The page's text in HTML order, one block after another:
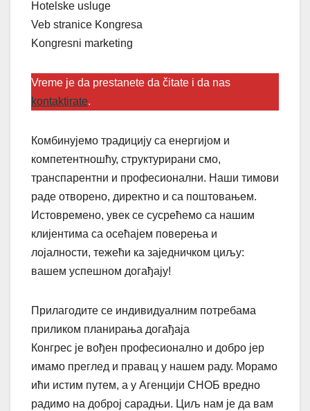
Hotelske usluge
Veb stranice Kongresa
Kongresni marketing
Vreme je da prestanete da čitate i da nas
kontaktirate.
Комбинујемо традицију са енергијом и
компетентношћу, структурирани смо,
транспарентни и професионални. Наши тимови
раде отворено, директно и са поштовањем.
Истовремено, увек се сусрећемо са нашим
клијентима са осећајем поверења и
лојалности, тежећи ка заједничком циљу:
вашем успешном догађају!
Прилагодите се индивидуалним потребама
приликом планирања догађаја
Конгрес је вођен професионално и добро јер
имамо преглед и правац у нашем раду. Морамо
ићи истим путем, а у Агенцији СНОБ вредно
радимо на доброј сарадњи. Циљ нам је да вам